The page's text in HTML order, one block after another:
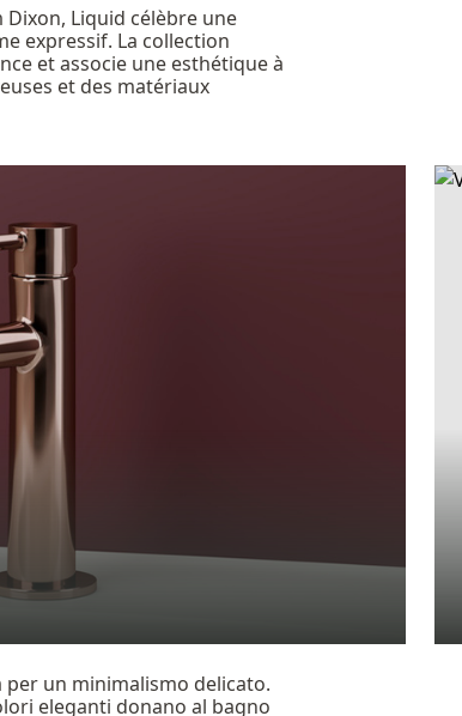
Dixon, Liquid célèbre une
expressif. La collection
et associe une esthétique à
et des matériaux
un minimalismo delicato.
eleganti donano al bagno